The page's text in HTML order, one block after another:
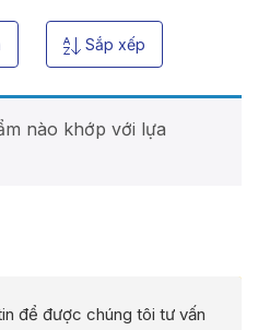
Sắp xếp
nào khớp với lựa
để được chúng tôi tư vấn